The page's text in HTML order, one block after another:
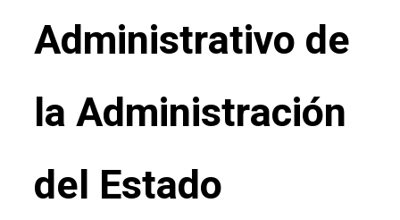
Administrativo de
la Administración
del Estado